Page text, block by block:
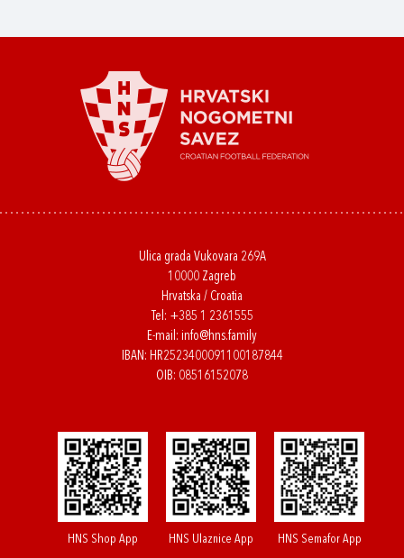
Ulica grada Vukovara 269A
10000 Zagreb
Hrvatska / Croatia
Tel: +385 1 2361555
E-mail: info@hns.family
IBAN: HR2523400091100187844
OIB: 08516152078
HNS Shop App HNS Ulaznice App HNS Semafor App